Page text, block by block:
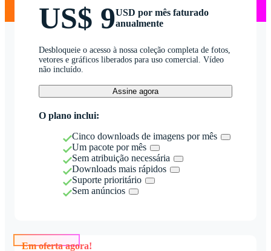
US$ 9USD por mês faturado
anualmente
Desbloqueie o acesso à nossa coleção completa de fotos,
vetores e gráficos liberados para uso comercial. Vídeo
não incluído.
Assine agora
O plano inclui:
Cinco downloads de imagens por mês
Um pacote por mês
Sem atribuição necessária
Downloads mais rápidos
Suporte prioritário
Sem anúncios